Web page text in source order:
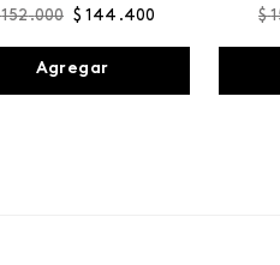
152.000 $ 144 .400
Agregar
$